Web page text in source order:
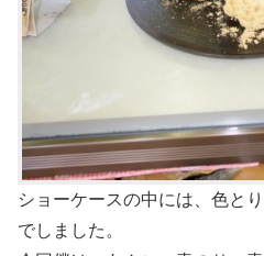
ショーケースの中には、色と
でしました。